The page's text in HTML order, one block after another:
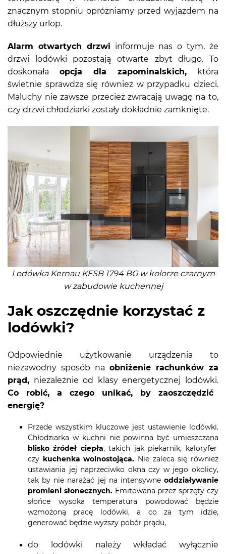
znacznym stopniu opróżniamy przed wyjazdem na
dłuższy urlop.
Alarm otwartych drzwi informuje nas o tym, że
drzwi lodówki pozostają otwarte zbyt długo. To
doskonała opcja dla zapominalskich, która
świetnie sprawdza się również w przypadku dzieci.
Maluchy nie zawsze przecież zwracają uwagę na to,
czy drzwi chłodziarki zostały dokładnie zamknięte.
Lodówka Kernau KFSB 1794 BG w kolorze czarnym
w zabudowie kuchennej
Jak oszczędnie korzystać z
lodówki?
Odpowiednie użytkowanie urządzenia to
niezawodny sposób na obniżenie rachunków za
prąd, niezależnie od klasy energetycznej lodówki.
Co robić, a czego unikać, by zaoszczędzić
energię?
Przede wszystkim kluczowe jest ustawienie lodówki.
Chłodziarka w kuchni nie powinna być umieszczana
blisko źródeł ciepła, takich jak piekarnik, kaloryfer
czy kuchenka wolnostojąca. Nie zaleca się również
ustawiania jej naprzeciwko okna czy w jego okolicy,
tak by nie narażać jej na intensywneoddziaływanie
promieni słonecznych.Emitowana przez sprzęty czy
słońce wysoka temperatura powodować będzie
wzmożoną pracę lodówki, a co za tym idzie,
generować będzie wyższy pobór prądu,
do lodówki należy wkładać wyłącznie